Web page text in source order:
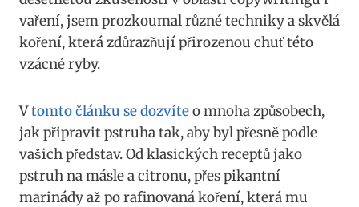
vaření, jsem prozkoumal různé techniky a skvělá
koření, která zdůrazňují přirozenou ​chuť této
vzácné ryby.
Vtomto článku se ⁤dozvíteo mnoha způsobech,
jak připravit pstruha⁢ tak, aby ‌byl přesně ‌podle
vašich představ. Od ​klasických receptů⁤ jako
pstruh na másle a citronu, přes pikantní
marinády až‍ po‍ rafinovaná koření, která mu